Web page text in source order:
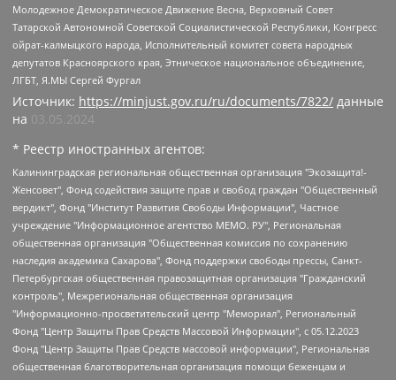
Молодежное Демократическое Движение Весна, Верховный Совет
Татарской Автономной Советской Социалистической Республики, Конгресс
ойрат-калмыцкого народа, Исполнительный комитет совета народных
депутатов Красноярского края, Этническое национальное объединение,
ЛГБТ, Я.МЫ Сергей Фургал
Источник: https://minjust.gov.ru/ru/documents/7822/ данные
на 03.05.2024
* Реестр иностранных агентов:
Калининградская региональная общественная организация "Экозащита!-Женсовет", Фонд содействия защите прав и свобод граждан "Общественный вердикт", Фонд "Институт Развития Свободы Информации", Частное учреждение "Информационное агентство МЕМО. РУ", Региональная общественная организация "Общественная комиссия по сохранению наследия академика Сахарова", Фонд поддержки свободы прессы, Санкт-Петербургская общественная правозащитная организация "Гражданский контроль", Межрегиональная общественная организация "Информационно-просветительский центр "Мемориал", Региональный Фонд "Центр Защиты Прав Средств Массовой Информации", с 05.12.2023 Фонд "Центр Защиты Прав Средств массовой информации", Региональная общественная благотворительная организация помощи беженцам и мигрантам "Гражданское содействие", Негосударственное образовательное учреждение дополнительного профессионального образования (повышение квалификации) специалистов "АКАДЕМИЯ ПО ПРАВАМ ЧЕЛОВЕКА", Свердловская региональная общественная организация "Сутяжник", Автономная некоммерческая организация "Центр независимых социологических исследований", Союз общественных объединений "Российский исследовательский центр по правам человека", Региональное общественное учреждение научно-информационный центр "МЕМОРИАЛ", Некоммерческая организация "Фонд защиты гласности", Автономная некоммерческая организация "Институт прав человека", Городская общественная организация "Екатеринбургское общество "МЕМОРИАЛ", Городская общественная организация "Рязанское историко-просветительское и правозащитное общество "Мемориал" (Рязанский Мемориал), Челябинский региональный орган общественной самодеятельности – женское общественное объединение "Женщины Евразии", Челябинский региональный орган общественной самодеятельности "Уральская правозащитная группа", Фонд содействия защите здоровья и социальной справедливости имени Андрея Рылькова, Автономная Некоммерческая Организация "Аналитический Центр Юрия Левады", Автономная некоммерческая организация социальной поддержки населения "Проект Апрель", Региональная общественная организация помощи женщинам и детям, находящимся в кризисной ситуации "Информационно-методический центр "Анна", Фонд содействия развитию массовых коммуникаций и правовому просвещению "Так-так-Так", Фонд содействия устойчивому развитию "Серебряная тайга", Свердловский региональный общественный фонд социальных проектов "Новое время", "Idel.Реалии", Кавказ.Реалии, Крым.Реалии, Телеканал Настоящее Время, Татаро-башкирская служба Радио Свобода (Azatliq Radiosi), Радио Свободная Европа/Радио Свобода (PCE/PC), "Сибирь.Реалии", "Фактограф", Благотворительный фонд помощи осужденным и их семьям, Автономная некоммерческая организация "Институт глобализации и социальных движений", Фонд "В защиту прав заключенных", Частное учреждение "Центр поддержки и содействия развитию средств массовой информации", Пензенский региональный общественный благотворительный фонд "Гражданский союз", "Север.Реалии", Некоммерческая организация Фонд "Правовая инициатива", Общество с ограниченной ответственностью "Радио Свободная Европа/Радио Свобода", Чешское информационное агентство "MEDIUM-ORIENT", Красноярская региональная общественная организация "Мы против СПИДа", Камалягин Денис Николаевич, Маркелов Сергей Евгеньевич, Пономарев Лев Александрович, Савицкая Людмила Алексеевна, Автономная некоммерческая организация "Центр по работе с проблемой насилия "НАСИЛИЮ.НЕТ", Межрегиональный профессиональный союз работников здравоохранения "Альянс врачей", Юридическое лицо, зарегистрированное в Латвийской Республике, SIA "Medusa Project" (регистрационный номер 40103797863, дата регистрации 10.06.2014), Некоммерческая организация "Фонд по борьбе с коррупцией", Автономная некоммерческая организация "Институт права и публичной политики", Баданин Роман Сергеевич, Гликин Максим Александрович, Железнова Мария Михайловна, Лукьянова Юлия Сергеевна, Маетная Елизавета Витальевна, Маняхин Петр Борисович, Чуракова Ольга Владимировна, Ярош Юлия Петровна, Юридическое лицо "The Insider SIA", зарегистрированное в Риге, Латвийская Республика (дата регистрации 26.06.2015), являющееся администратором доменного имени интернет-издания "The Insider SIA", https://theins.ru, Постернак Алексей Евгеньевич, Рубин Михаил Аркадьевич, Анин Роман Александрович, Юридическое лицо Istories fonds, зарегистрированное в Латвийской Республике (регистрационный номер 50008295751, дата регистрации 24.02.2020), Великовский Дмитрий Александрович, Долинина Ирина Николаевна, Мароховская Алеся Алексеевна, Шлейнов Роман Юрьевич, Шмагун Олеся Валентиновна, Общество с ограниченной ответственностью "Альтаир 2021", Общество с ограниченной ответственностью "Вега 2021", Общество с ограниченной ответственностью "Главный редактор 2021", Общество с ограниченной ответственностью "Ромашки монолит", Важенков Артем Валерьевич, Ивановская областная общественная организация "Центр гендерных исследований", Гурман Юрий Альбертович, Медиапроект "ОВД-Инфо", Егоров Владимир Владимирович, Жилинский Владимир Александрович, Общество с ограниченной ответственностью "ЗП", Иванова София Юрьевна, Карезина Инна Павловна, Кильтау Екатерина Викторовна, Петров Алексей Викторович, Пискунов Сергей Евгеньевич, Смирнов Сергей Сергеевич, Тихонов Михаил Сергеевич, Общество с ограниченной ответственностью "ЖУРНАЛИСТ-ИНОСТРАННЫЙ АГЕНТ", Арапова Галина Юрьевна, Вольтская Татьяна Анатольевна, Американская компания "Mason G.E.S. Anonymous Foundation" (США), являющаяся владельцем интернет-издания https://mnews.world/, Компания "Stichting Bellingcat", зарегистрированная в Нидерландах (дата регистрации 11.07.2018), Захаров Андрей Вячеславович, Клепиковская Екатерина Дмитриевна, Общество с ограниченной ответственностью "МЕМО", Перл Роман Александрович, Симонов Евгений Алексеевич, Соловьева Елена Анатольевна, Сотников Даниил Владимирович, Сурначева Елизавета Дмитриевна, Автономная некоммерческая организация по защите прав человека и информированию населения "Якутия – Наше Мнение", Общество с ограниченной ответственностью "Москоу диджитал медиа", с 26.01.2023 Общество с ограниченной ответственностью "Чайка Белые сады", Ветошкина Валерия Валерьевна, Заговора Максим Александрович, Межрегиональное общественное движение "Российская ЛГБТ - сеть", Оленичев Максим Владимирович, Павлов Иван Юрьевич, Скворцова Елена Сергеевна, Общество с ограниченной ответственностью "Как бы инагент", Кочетков Игорь Викторович, Общество с ограниченной ответственностью "Честные выборы", Еланчик Олег Александрович, Общество с ограниченной ответственностью "Нобелевский призыв", Гималова Регина Эмилевна, Григорьев Андрей Валерьевич, Григорьева Алина Александровна, Ассоциация по содействию защите прав призывников, альтернативнослужащих и военнослужащих "Правозащитная группа "Гражданин.Армия.Право", Хисамова Регина Фаритовна, Автономная некоммерческая организация по реализации социально-правовых программ "Лилит", Дальневосточное общественное движение "Маяк", Санкт-Петербургская ЛГБТ-инициативная группа "Выход", Инициативная группа ЛГБТ+ "Реверс", Алексеев Андрей Викторович, Бекбулатова Таисия Львовна, Беляев Иван Михайлович, Владыкина Елена Сергеевна, Гельман Марат Александрович, Никульшина Вероника Юрьевна, Толоконникова Надежда Андреевна, Шендерович Виктор Анатольевич, Общество с ограниченной ответственностью "Данное сообщение", Общество с ограниченной ответственностью Издательский дом "Новая глава", Айнбиндер Александра Александровна, Московский комьюнити-центр для ЛГБТ+инициатив, Благотворительный фонд развития филантропии, Deutsche Welle (Германия, Kurt-Schumacher-Strasse 3, 53113 Bonn), Борзунова Мария Михайловна, Воробьев Виктор Викторович, Голубева Анна Львовна, Константинова Алла Михайловна, Малкова Ирина Владимировна, Мурадов Мурад Абдулгалимович, Осетинская Елизавета Николаевна, Понасенков Евгений Николаевич, Ганапольский Матвей Юрьевич, Киселев Евгений Алексеевич, Борухович Ирина Григорьевна, Дремин Иван Тимофеевич, Дубровский Дмитрий Викторович, Красноярская региональная общественная организация поддержки и развития альтернативных образовательных технологий и межкультурных коммуникаций "ИНТЕРРА", Маяковская Екатерина Алексеевна, Фейгин Марк Захарович, Филимонов Андрей Викторович, Дзугкоева Регина Николаевна, Доброхотов Роман Александрович, Дудь Юрий Александрович, Елкин Сергей Владимирович, Кругликов Кирилл Игоревич, Сабунаева Мария Леонидовна, Семенов Алексей Владимирович, Шаинян Карен Багратович, Шульман Екатерина Михайловна, Асафьев Артур Валерьевич, Вахштайн Виктор Семенович, Венедиктов Алексей Алексеевич, Лушникова Екатерина Евгеньевна, Волков Леонид Михайлович, Невзоров Александр Глебович, Пархоменко Сергей Борисович, Сироткин Ярослав Николаевич, Кара-Мурза Владимир Владимирович, Баранова Наталья Владимировна, Гозман Леонид Яковлевич, Кагарлицкий Борис Юльевич, Климарев Михаил Валерьевич, Милов Владимир Станиславович, Автономная некоммерческая организация Краснодарский центр современного искусства "Типография", Моргенштерн Алишер Тагирович, Соболь Любовь Эдуардовна, Общество с ограниченной ответственностью "ЛИЗА НОРМ", Каспаров Гарри Кимович, Ходорковский Михаил Борисович, Общество с ограниченной ответственностью "Апрельские тезисы", Данилович Ирина Брониславовна, Кашин Олег Владимирович, Петров Николай Владимирович, Пивоваров Алексей Владимирович, Соколов Михаил Владимирович, Цветкова Юлия Владимировна, Чичваркин Евгений Александрович, Комитет против пыток/Команда против пыток, Общество с ограниченной ответственностью "Первый научный", Общество с ограниченной ответственностью "Вертолет и ко", Белоцерковская Вероника Борисовна, Кац Максим Евгеньевич, Лазарева Татьяна Юрьевна, Шаведдинов Руслан Табризович, Яшин Илья Валерьевич, Общество с ограниченной ответственностью "Иноагент ААВ", Алешковский Дмитрий Петрович, Альбац Евгения Марковна, Быков Дмитрий Львович, Галямина Юлия Евгеньевна, Лойко Сергей Леонидович, Мартынов Кирилл Константинович, Медведев Сергей Александрович, Крашенинников Федор Геннадиевич, Гордеева Катерина Вл